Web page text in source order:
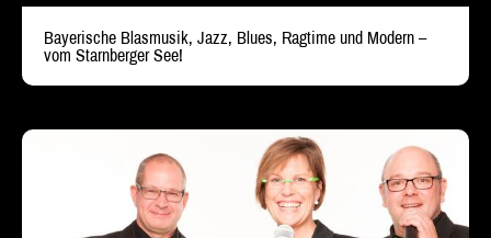
Bayerische Blasmusik, Jazz, Blues, Ragtime und Modern –
vom Starnberger See!